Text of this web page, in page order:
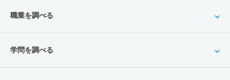
職業を調べる
学問を調べる